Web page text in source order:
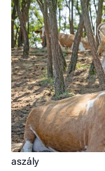
aszály